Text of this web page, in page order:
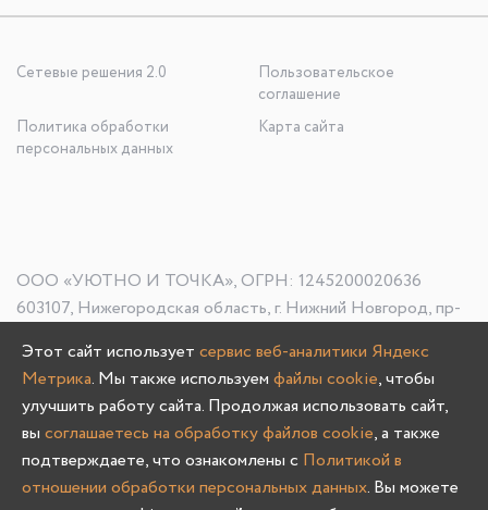
Сетевые решения 2.0
Пользовательское
соглашение
Политика обработки
персональных данных
Карта сайта
ООО «УЮТНО И ТОЧКА», ОГРН: 1245200020636
603107, Нижегородская область, г. Нижний Новгород, пр-
Олмеко © 2004 -2026
Этот сайт использует сервис веб-аналитики Яндекс
Метрика. Мы также используем файлы cookie, чтобы
улучшить работу сайта. Продолжая использовать сайт,
вы соглашаетесь на обработку файлов cookie, а также
подтверждаете, что ознакомлены с Политикой в
отношении обработки персональных данных. Вы можете